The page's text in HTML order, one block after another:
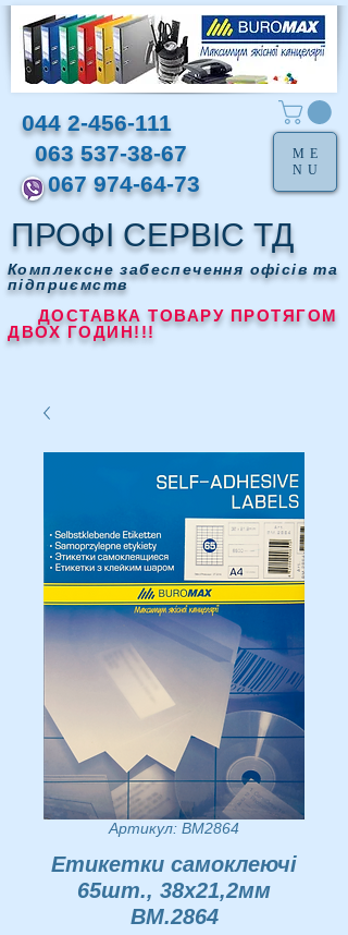
ПРОФІ СЕРВІС ТД
Комплексне забеспечення офісів та
підприємств
ДОСТАВКА ТОВАРУ ПРОТЯГОМ
ДВОХ ГОДИН!!!
044 2-456-111
063 537-38-67
067 974-64-73
ME
NU
Артикул: BM2864
Етикетки самоклеючі
65шт., 38х21,2мм
BM.2864